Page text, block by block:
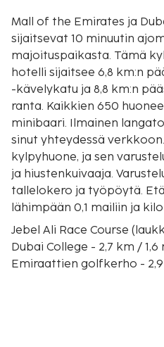
Mall of the Emirates ja
sijaitsevat 10 minuutin
majoituspaikasta. Tämä kylpylälomalle soveltuva
hotelli sijaitsee 6,8 km:n
-kävelykatu ja 8,8 km:n
ranta. Kaikkien 650
minibaari. Ilmainen
sinut yhteydessä
kylpyhuone, ja sen
ja hiustenkuivaaja.
tallelokero ja työpöytä.
lähimpään 0,1 mailiin ja
Jebel Ali Race Course
Dubai College - 2,7 km / 1,6
Emiraattien golfkerho - 2,9